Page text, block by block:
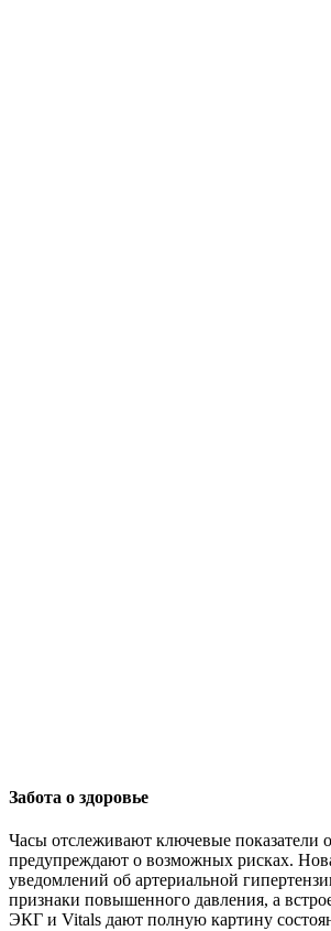
Забота о здоровье
Часы отслеживают ключевые показатели
предупреждают о возможных рисках.
уведомлений об артериальной
признаки повышенного давления, а
ЭКГ и Vitals дают полную картину